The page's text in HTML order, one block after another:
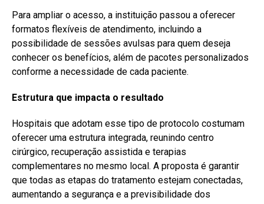
Para ampliar o acesso, a instituição passou a oferecer
formatos flexíveis de atendimento, incluindo a
possibilidade de sessões avulsas para quem deseja
conhecer os benefícios, além de pacotes personalizados
conforme a necessidade de cada paciente.
Estrutura que impacta o resultado
Hospitais que adotam esse tipo de protocolo costumam
oferecer uma estrutura integrada, reunindo centro
cirúrgico, recuperação assistida e terapias
complementares no mesmo local. A proposta é garantir
que todas as etapas do tratamento estejam conectadas,
aumentando a segurança e a previsibilidade dos